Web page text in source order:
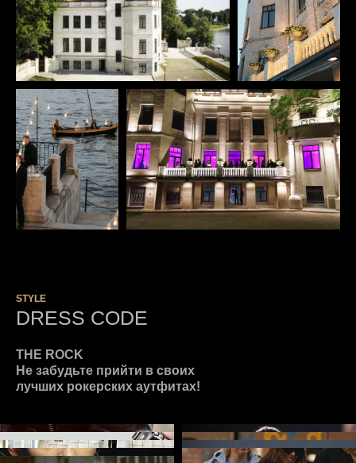
DRESS CODE
STYLE
THE ROCK
Не забудьте прийти в своих
лучших рокерских аутфитах!